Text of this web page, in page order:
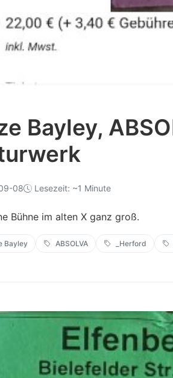
Bayley,
08 Lesezeit: ~1 Minute
Bühne im alten X ganz groß.
Bayley ABSOLVA _Herford